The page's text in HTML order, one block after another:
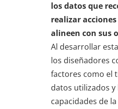
los datos que
realizar acciones
alineen con sus
Al desarrollar
los diseñadores
factores como el
datos utilizados y
capacidades de la